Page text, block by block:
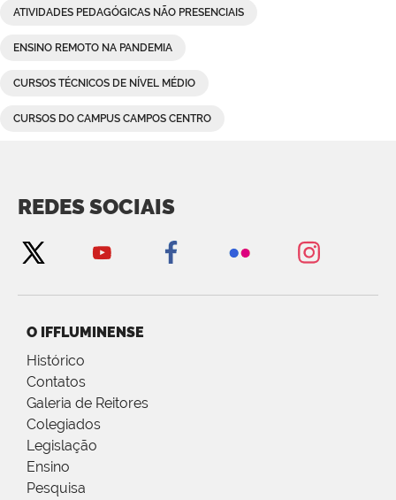
ATIVIDADES PEDAGÓGICAS NÃO PRESENCIAIS
ENSINO REMOTO NA PANDEMIA
CURSOS TÉCNICOS DE NÍVEL MÉDIO
CURSOS DO CAMPUS CAMPOS CENTRO
REDES SOCIAIS
O IFFLUMINENSE
Histórico
Contatos
Galeria de Reitores
Colegiados
Legislação
Ensino
Pesquisa